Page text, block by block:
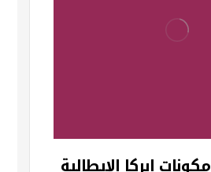
ايركا الإيطالية